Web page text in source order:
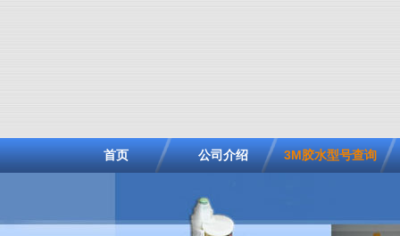
首页 公司介绍 3M胶水型号查询